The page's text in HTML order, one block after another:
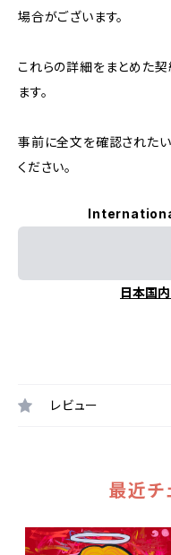
場合がございます。
これらの詳細をまとめた
ます。
事前に全文を確認された
ください。
日本国
レビュー
最近チ